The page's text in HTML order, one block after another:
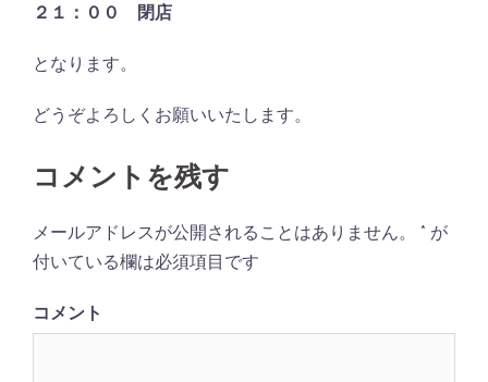
２１：００ 閉店
となります。
どうぞよろしくお願いいたします。
コメントを残す
メールアドレスが公開されることはありません。 * が
付いている欄は必須項目です
コメント